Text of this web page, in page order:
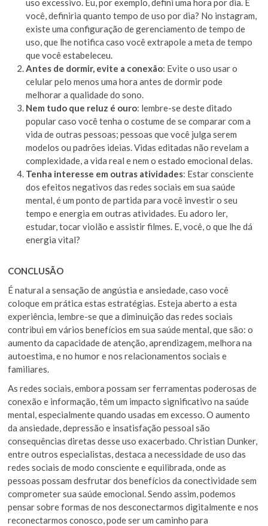
você, definiria quanto tempo de uso por dia? No instagram,
existe uma configuração de gerenciamento de tempo de
uso, que lhe notifica caso você extrapole a meta de tempo
que você estabeleceu.
Antes de dormir, evite a conexão: Evite o uso usar o
celular pelo menos uma hora antes de dormir pode
melhorar a qualidade do sono.
Nem tudo que reluz é ouro: lembre-se deste ditado
popular caso você tenha o costume de se comparar com a
vida de outras pessoas; pessoas que você julga serem
modelos ou padrões ideias. Vidas editadas não revelam a
complexidade, a vida real e nem o estado emocional delas.
Tenha interesse em outras atividades: Estar consciente
dos efeitos negativos das redes sociais em sua saúde
mental, é um ponto de partida para você investir o seu
tempo e energia em outras atividades. Eu adoro ler,
estudar, tocar violão e assistir filmes. E, você, o que lhe dá
energia vital?
CONCLUSÃO
É natural a sensação de angústia e ansiedade, caso você
coloque em prática estas estratégias. Esteja aberto a esta
experiência, lembre-se que a diminuição das redes sociais
contribui em vários benefícios em sua saúde mental, que são: o
aumento da capacidade de atenção, aprendizagem, melhora na
autoestima, e no humor e nos relacionamentos sociais e
familiares.
As redes sociais, embora possam ser ferramentas poderosas de
conexão e informação, têm um impacto significativo na saúde
mental, especialmente quando usadas em excesso. O aumento
da ansiedade, depressão e insatisfação pessoal são
consequências diretas desse uso exacerbado. Christian Dunker,
entre outros especialistas, destaca a necessidade de uso das
redes sociais de modo consciente e equilibrada, onde as
pessoas possam desfrutar dos benefícios da conectividade sem
comprometer sua saúde emocional. Sendo assim, podemos
pensar sobre formas de nos desconectarmos digitalmente e nos
reconectarmos conosco, pode ser um caminho para